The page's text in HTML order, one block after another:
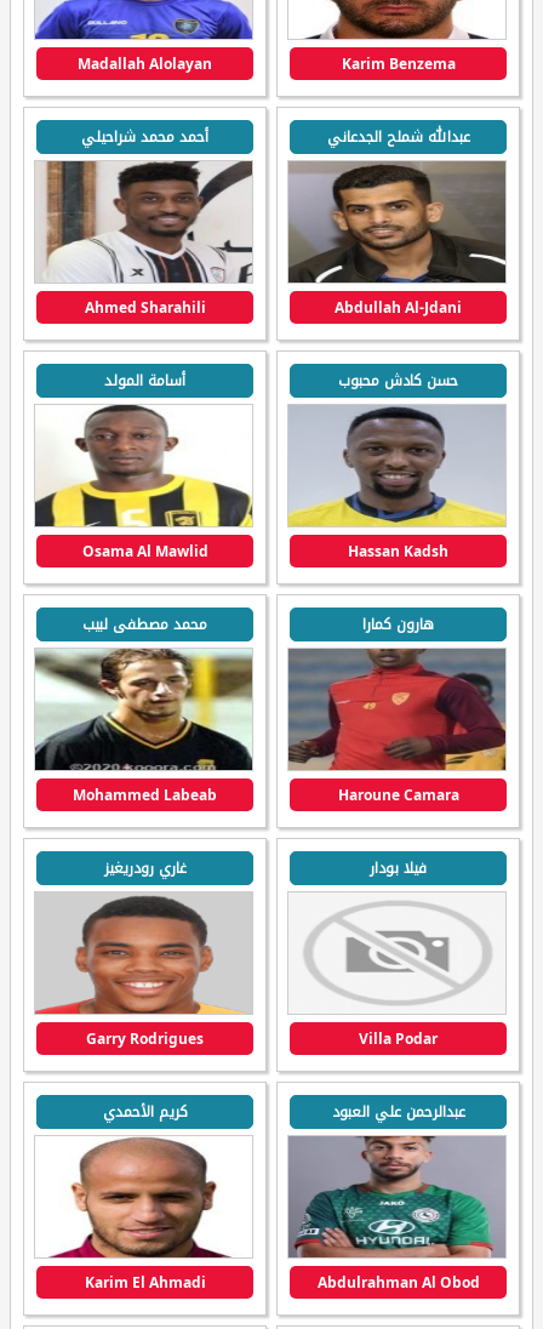
Karim Benzema
Madallah Alolayan
عبدالله شملح الجدعاني
Abdullah Al-Jdani
أحمد محمد شراحيلي
Ahmed Sharahili
حسن كادش محبوب
Hassan Kadsh
أسامة المولد
Osama Al Mawlid
هارون كمارا
Haroune Camara
محمد مصطفى لبيب
Mohammed Labeab
فيلا بودار
Villa Podar
غاري رودريغيز
Garry Rodrigues
عبدالرحمن علي العبود
Abdulrahman Al Obod
كريم الأحمدي
Karim El Ahmadi